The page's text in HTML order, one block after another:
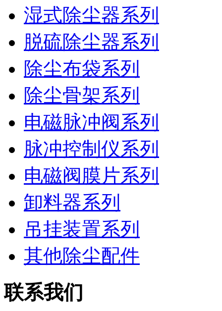
湿式除尘器系列
脱硫除尘器系列
除尘布袋系列
除尘骨架系列
电磁脉冲阀系列
脉冲控制仪系列
电磁阀膜片系列
卸料器系列
吊挂装置系列
其他除尘配件
联系我们